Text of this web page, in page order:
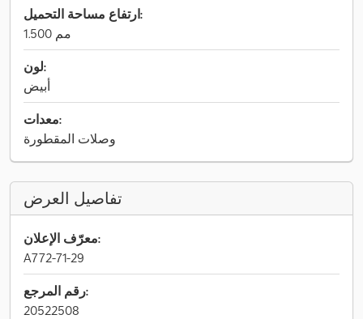
ارتفاع مساحة التحميل:
1.500 مم
لون:
أبيض
معدات:
وصلات المقطورة
تفاصيل العرض
معرّف الإعلان:
A772-71-29
رقم المرجع:
20522508